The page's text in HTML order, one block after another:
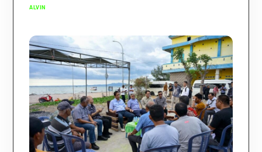
ALVIN